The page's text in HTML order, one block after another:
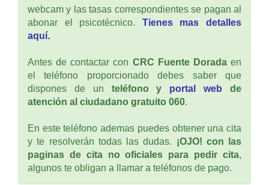
webcam y las tasas correspondientes se pagan al
abonar el psicotécnico. Tienes mas detalles
aquí.
Antes de contactar con CRC Fuente Doradaen
el teléfono proporcionado debes saber que
dispones de un teléfono y portal web de
atención al ciudadano gratuito 060.
En este teléfono ademas puedes obtener una cita
y te resolverán todas las dudas. ¡OJO! con las
paginas de cita no oficiales para pedir cita,
algunos te obligan a llamar a teléfonos de pago.